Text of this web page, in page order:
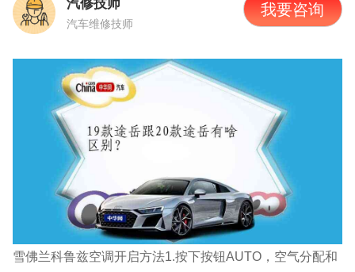
汽修技师
汽车维修技师
我要咨询
雪佛兰科鲁兹空调开启方法1.按下按钮AUTO，空气分配和